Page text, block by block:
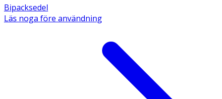
Bipacksedel
Läs noga före användning